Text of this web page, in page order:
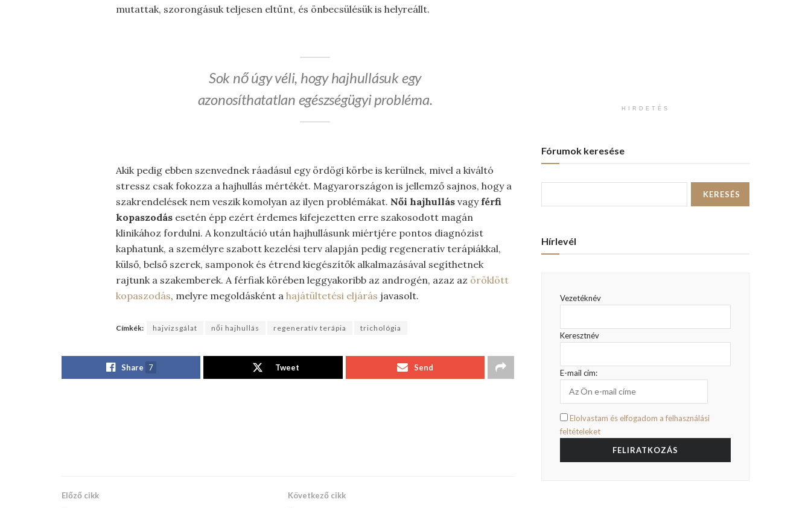
mutattak, szorongásuk teljesen eltűnt, és önbecsülésük is helyreállt.
Sok nő úgy véli, hogy hajhullásuk egy
azonosíthatatlan egészségügyi probléma.
Akik pedig ebben szenvednek ráadásul egy ördögi körbe is kerülnek, mivel a kiváltó
stressz csak fokozza a hajhullás mértékét. Magyarországon is jellemző sajnos, hogy a
szakrendelések nem veszik komolyan az ilyen problémákat. Női hajhullás vagy férfi
kopaszodás esetén épp ezért érdemes kifejezetten erre szakosodott magán
klinikához fordulni. A konzultáció után hajhullásunk miértjére pontos diagnózist
kaphatunk, a személyre szabott kezelési terv alapján pedig regeneratív terápiákkal,
külső, belső szerek, samponok és étrend kiegészítők alkalmazásával segíthetnek
rajtunk a szakemberek. A férfiak körében leggyakoribb az androgén, azaz az öröklött
kopaszodás, melyre megoldásként a hajátültetési eljárás javasolt.
Címkék: hajvizsgálat női hajhullás regeneratív terápia trichológia
Share 7 Tweet Send
Előző cikk Következő cikk
HIRDETÉS
Fórumok keresése
Hírlevél
Vezetéknév
Keresztnév
E-mail cím:
Elolvastam és elfogadom a felhasználási
feltételeket